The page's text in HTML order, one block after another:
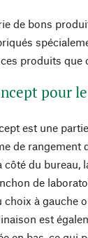
de bons
produits que
pour
est une
de rangement
côté du bureau,
de
choix à gauche
est